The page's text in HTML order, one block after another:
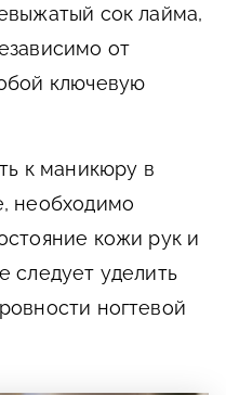
сок лайма,
от
ключевую
к маникюру в
необходимо
кожи рук и
следует уделить
ногтевой